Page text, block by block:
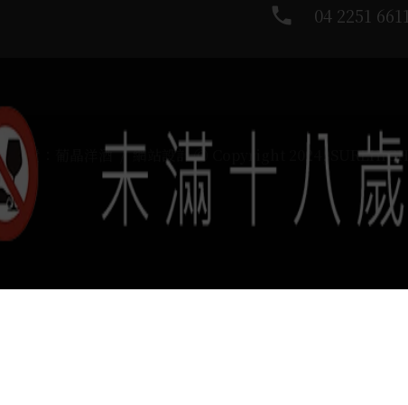
phone 04 2251 6611
負責：葡晶洋酒 / 網站設計 Ⓒ Copyright 2024, SUREHIGH